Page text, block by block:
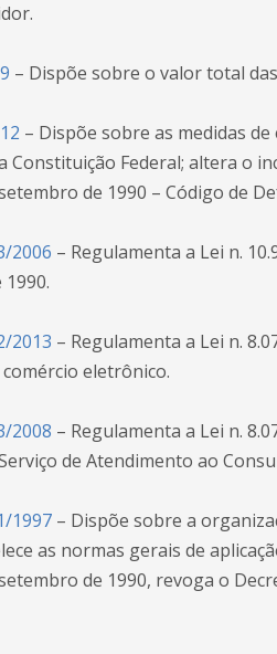
– Dispõe sobre o valor total
– Dispõe sobre as medidas
Constituição Federal; altera o
de 1990 – Código de
2006 – Regulamenta a Lei n.
2013 – Regulamenta a Lei n.
eletrônico.
2008 – Regulamenta a Lei n.
de Atendimento ao
1997 – Dispõe sobre a
as normas gerais de
de 1990, revoga o